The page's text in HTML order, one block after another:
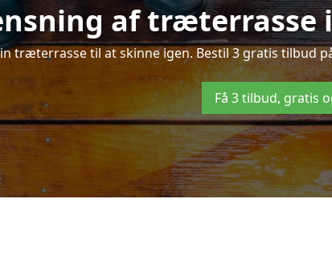
af træterrasse
træterrasse til at skinne igen. Bestil 3 gratis tilbud
Få 3 tilbud, gratis